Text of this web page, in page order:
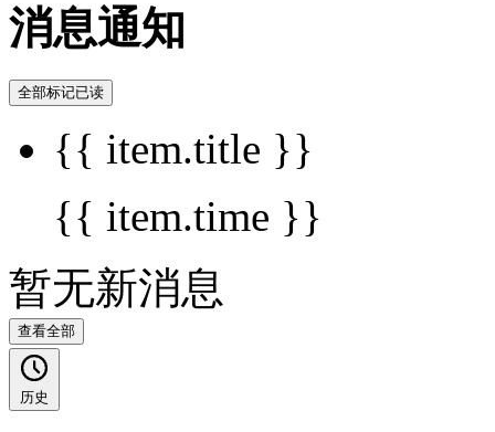
消息通知
全部标记已读
{{ item.title }}
{{ item.time }}
暂无新消息
查看全部
历史